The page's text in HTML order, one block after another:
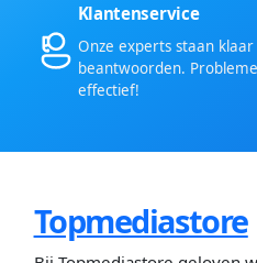
Klantenservice
Onze experts staan
beantwoorden.
effectief!
Topmediastore